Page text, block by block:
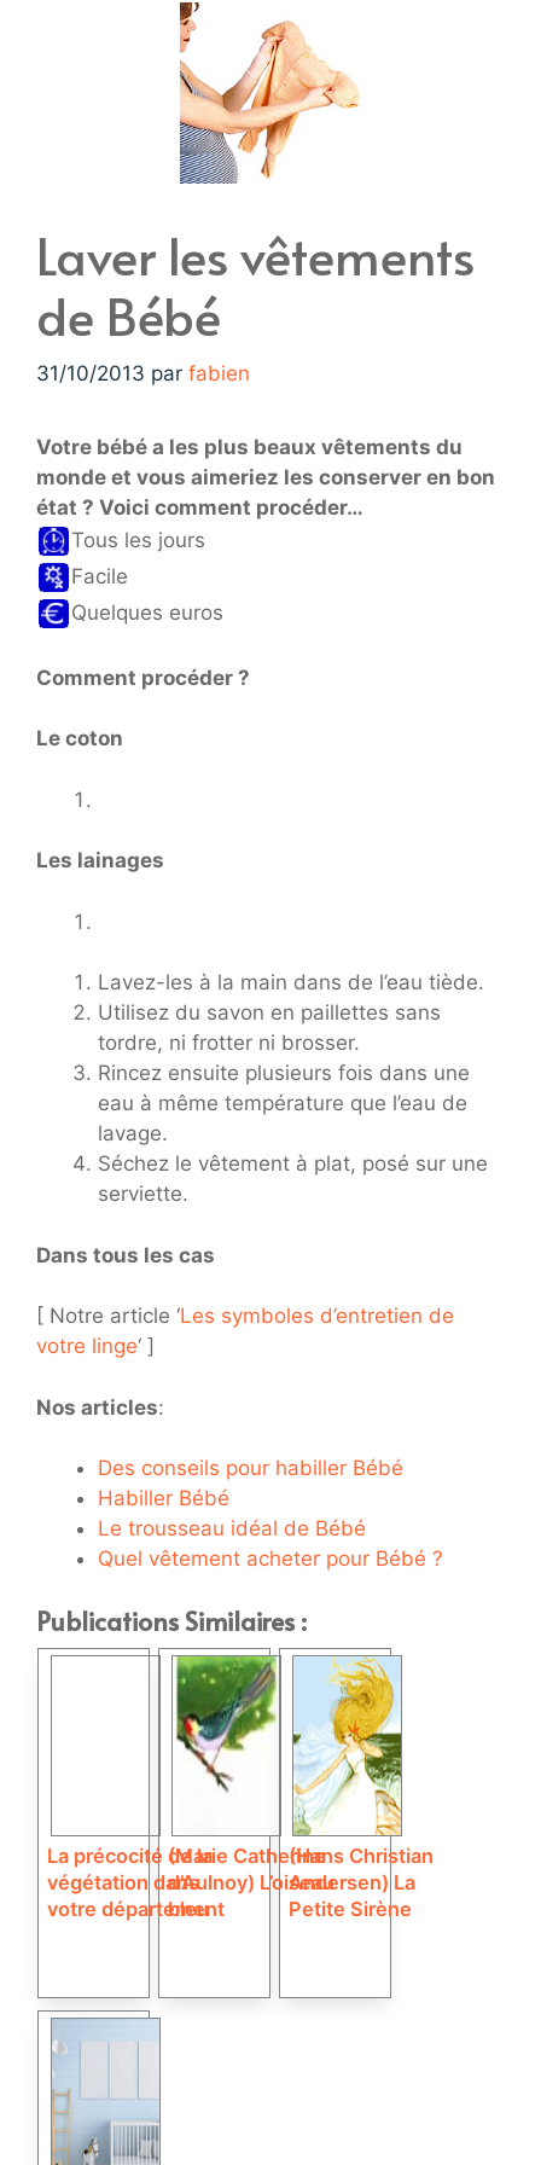
Laver les vêtements
de Bébé
31/10/2013 par fabien
Votre bébé a les plus beaux vêtements du
monde et vous aimeriez les conserver en bon
état ? Voici comment procéder…
Tous les jours
Facile
Quelques euros
Comment procéder ?
Le coton
Les lainages
Lavez-les à la main dans de l’eau tiède.
Utilisez du savon en paillettes sans
tordre, ni frotter ni brosser.
Rincez ensuite plusieurs fois dans une
eau à même température que l’eau de
lavage.
Séchez le vêtement à plat, posé sur une
serviette.
Dans tous les cas
[ Notre article ‘Les symboles d’entretien de
votre linge‘ ]
Nos articles:
Des conseils pour habiller Bébé
Habiller Bébé
Le trousseau idéal de Bébé
Quel vêtement acheter pour Bébé ?
Publications Similaires :
La précocité de la
végétation dans
votre département
(Marie Catherine
d’Aulnoy) L’oiseau
bleu
(Hans Christian
Andersen) La
Petite Sirène